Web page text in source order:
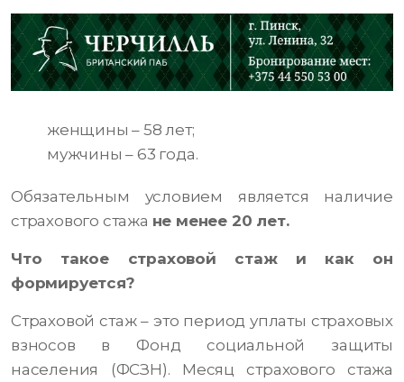
женщины – 58 лет;
мужчины – 63 года.
Обязательным условием является наличие
страхового стажа не менее 20 лет.
Что такое страховой стаж и как он
формируется?
Страховой стаж – это период уплаты страховых
взносов в Фонд социальной защиты
населения (ФСЗН). Месяц страхового стажа